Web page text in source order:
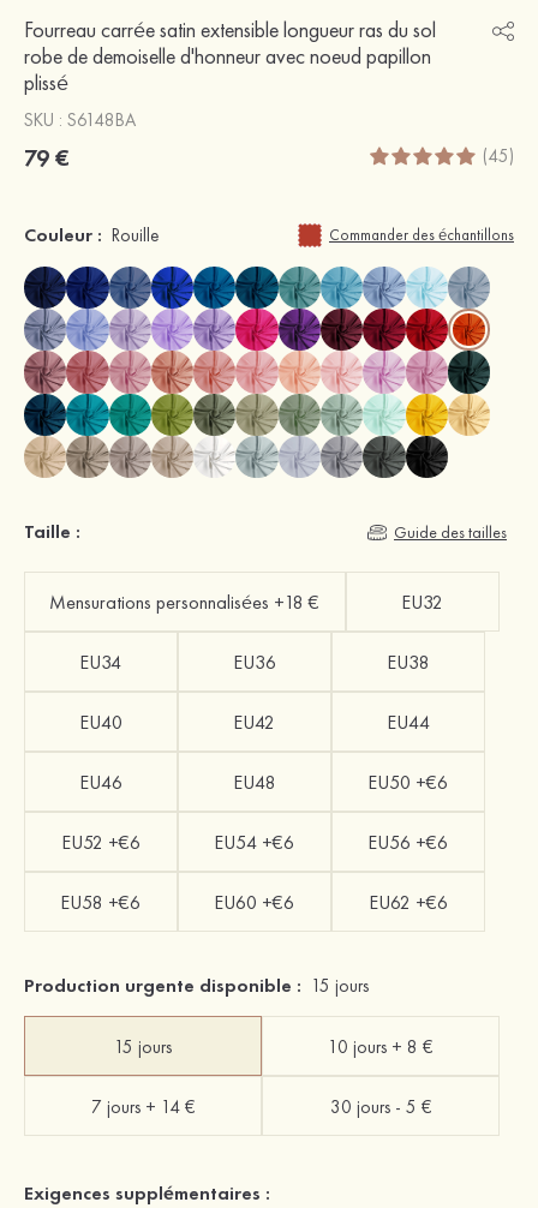
Fourreau carrée satin extensible longueur ras du sol
robe de demoiselle d'honneur avec noeud papillon
plissé
SKU : S6148BA
79 € (45)
Couleur : Rouille Commander des échantillons
Taille : Guide des tailles
Mensurations personnalisées +18 € EU32
EU34 EU36 EU38
EU40 EU42 EU44
EU46 EU48 EU50 +€6
EU52 +€6 EU54 +€6 EU56 +€6
EU58 +€6 EU60 +€6 EU62 +€6
Production urgente disponible : 15 jours
15 jours 10 jours + 8 €
7 jours + 14 € 30 jours - 5 €
Exigences supplémentaires :